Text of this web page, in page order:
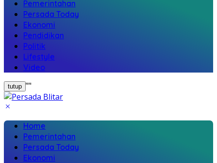
Pemerintahan
Persada Today
Ekonomi
Pendidikan
Politik
Lifestyle
Video
tutup ""
Home
Pemerintahan
Persada Today
Ekonomi